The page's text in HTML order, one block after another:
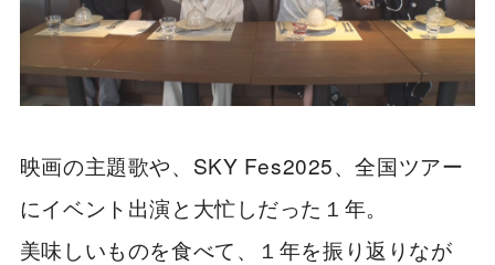
映画の主題歌や、SKY Fes2025、全国ツアー
にイベント出演と大忙しだった１年。
美味しいものを食べて、１年を振り返りなが